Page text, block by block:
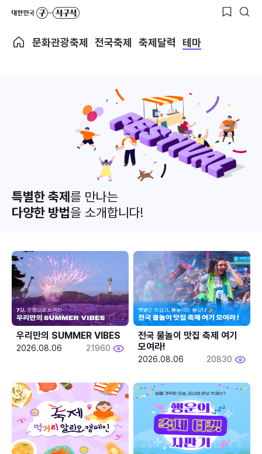
문화관광축제 전국축제 축제달력 테마
특별한 축제를 만나는
다양한 방법을 소개합니다!
우리만의 SUMMER VIBES
2026.08.06 21960
전국 물놀이 맛집 축제 여기
모여라!
2026.08.06 20830